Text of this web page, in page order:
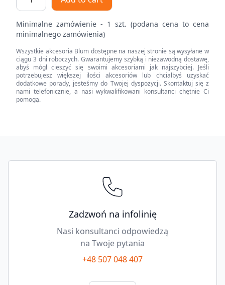
LINE
na
do
szuflady
standardowej,
do
LEGRABOX/MERIVOBOX,
przegródka
Minimalne zamówienie - 1 szt. (podana cena to cena
minimalnego zamówienia)
Wszystkie akcesoria Blum dostępne na naszej stronie są wysyłane w
ciągu 3 dni roboczych. Gwarantujemy szybką i niezawodną dostawę,
abyś mógł cieszyć się swoimi akcesoriami jak najszybciej. Jeśli
potrzebujesz większej ilości akcesoriów lub chciałbyś uzyskać
dodatkowe porady, jesteśmy do Twojej dyspozycji. Skontaktuj się z
nami telefonicznie, a nasi wykwalifikowani konsultanci chętnie Ci
pomogą.
Zadzwoń na infolinię
Nasi konsultanci odpowiedzą
na Twoje pytania
+48 507 048 407